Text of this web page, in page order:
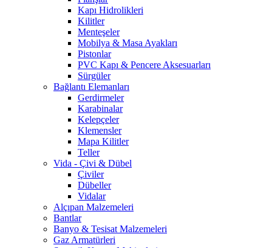
Kapı Hidrolikleri
Kilitler
Menteşeler
Mobilya & Masa Ayakları
Pistonlar
PVC Kapı & Pencere Aksesuarları
Sürgüler
Bağlantı Elemanları
Gerdirmeler
Karabinalar
Kelepçeler
Klemensler
Mapa Kilitler
Teller
Vida - Çivi & Dübel
Çiviler
Dübeller
Vidalar
Alçıpan Malzemeleri
Bantlar
Banyo & Tesisat Malzemeleri
Gaz Armatürleri